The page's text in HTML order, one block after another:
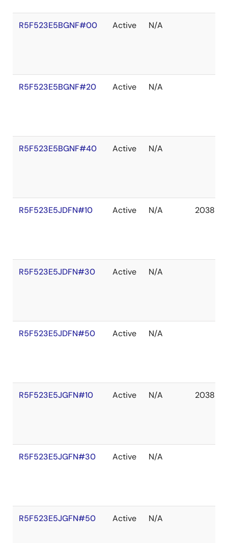
R5F523E5BGNF#00 Active N/A
R5F523E5BGNF#20 Active N/A
R5F523E5BGNF#40 Active N/A
R5F523E5JDFN#10 Active N/A 2038
R5F523E5JDFN#30 Active N/A
R5F523E5JDFN#50 Active N/A
R5F523E5JGFN#10 Active N/A 2038
R5F523E5JGFN#30 Active N/A
R5F523E5JGFN#50 Active N/A